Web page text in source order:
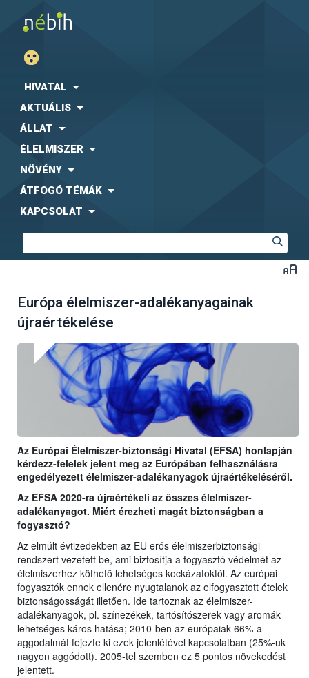
HIVATAL
AKTUÁLIS
ÁLLAT
ÉLELMISZER
NÖVÉNY
ÁTFOGÓ TÉMÁK
KAPCSOLAT
Európa élelmiszer-adalékanyagainak
újraértékelése
Az Európai Élelmiszer-biztonsági Hivatal (EFSA) honlapján
kérdezz-felelek jelent meg az Európában felhasználásra
engedélyezett élelmiszer-adalékanyagok újraértékeléséről.
Az EFSA 2020-ra újraértékeli az összes élelmiszer-
adalékanyagot. Miért érezheti magát biztonságban a
fogyasztó?
Az elmúlt évtizedekben az EU erős élelmiszerbiztonsági
rendszert vezetett be, ami biztosítja a fogyasztó védelmét az
élelmiszerhez köthető lehetséges kockázatoktól. Az európai
fogyasztók ennek ellenére nyugtalanok az elfogyasztott ételek
biztonságosságát illetően. Ide tartoznak az élelmiszer-
adalékanyagok, pl. színezékek, tartósítószerek vagy aromák
lehetséges káros hatása; 2010-ben az európaiak 66%-a
aggodalmát fejezte ki ezek jelenlétével kapcsolatban (25%-uk
nagyon aggódott). 2005-tel szemben ez 5 pontos növekedést
jelentett.